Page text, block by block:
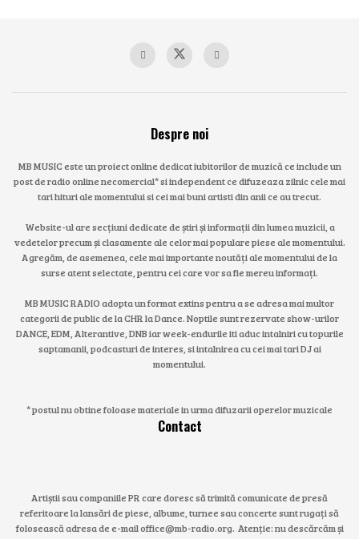
Despre noi
MB MUSIC este un proiect online dedicat iubitorilor de muzică ce include un
post de radio online necomercial* si independent ce difuzeaza zilnic cele mai
tari hituri ale momentului si cei mai buni artisti din anii ce au trecut.
Website-ul are secțiuni dedicate de știri și informații din lumea muzicii, a
vedetelor precum și clasamente ale celor mai populare piese ale momentului.
Agregăm, de asemenea, cele mai importante noutăți ale momentului de la
surse atent selectate, pentru cei care vor sa fie mereu informați.
MB MUSIC RADIO adopta un format extins pentru a se adresa mai multor
categorii de public de la CHR la Dance. Noptile sunt rezervate show-urilor
DANCE, EDM, Alterantive, DNB iar week-endurile iti aduc intalniri cu topurile
saptamanii, podcasturi de interes, si intalnirea cu cei mai tari DJ ai
momentului.
* postul nu obtine foloase materiale in urma difuzarii operelor muzicale
Contact
Artiștii sau companiile PR care doresc să trimită comunicate de presă
referitoare la lansări de piese, albume, turnee sau concerte sunt rugați să
folosească adresa de e-mail office@mb-radio.org. Atenție: nu descărcăm și